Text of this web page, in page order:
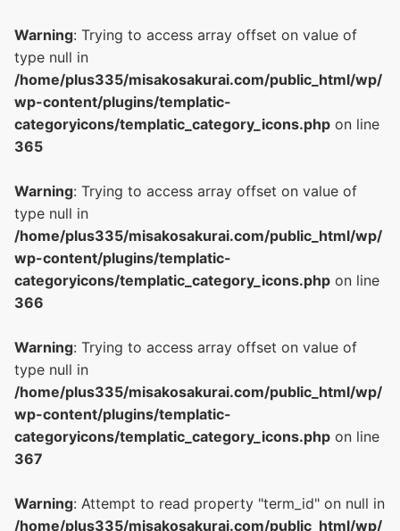
Warning: Trying to access array offset on value of
type null in
/home/plus335/misakosakurai.com/public_html/wp/
wp-content/plugins/templatic-
categoryicons/templatic_category_icons.php on line
365
Warning: Trying to access array offset on value of
type null in
/home/plus335/misakosakurai.com/public_html/wp/
wp-content/plugins/templatic-
categoryicons/templatic_category_icons.php on line
366
Warning: Trying to access array offset on value of
type null in
/home/plus335/misakosakurai.com/public_html/wp/
wp-content/plugins/templatic-
categoryicons/templatic_category_icons.php on line
367
Warning: Attempt to read property "term_id" on null in
/home/plus335/misakosakurai.com/public_html/wp/